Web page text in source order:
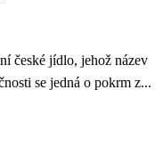
české jídlo, jehož název
se jedná o pokrm z...